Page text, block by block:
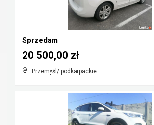
Sprzedam
Przemyśl/ podkarpackie
20 500,00 zł